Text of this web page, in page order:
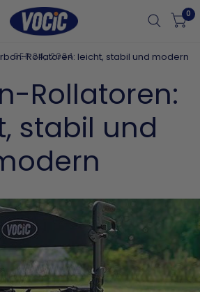
0
Rollatoren: leicht, stabil und modern
SEP 24, 2024
Rollatoren:
stabil und